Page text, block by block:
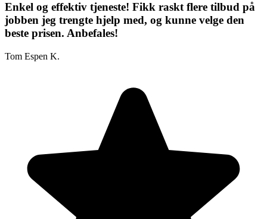
Enkel og effektiv tjeneste! Fikk raskt flere tilbud på
jobben jeg trengte hjelp med, og kunne velge den
beste prisen. Anbefales!
Tom Espen K.